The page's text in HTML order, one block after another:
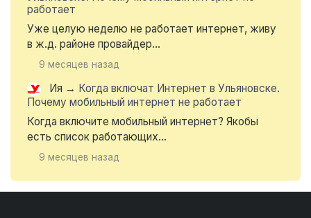
работает
Уже целую неделю не работает интернет, живу
в ж.д. районе провайдер...
9 месяцев назад
Ия → Когда включат Интернет в Ульяновске.
Почему мобильный интернет не работает
Когда включите мобильный интернет? Якобы
есть список работающих...
9 месяцев назад